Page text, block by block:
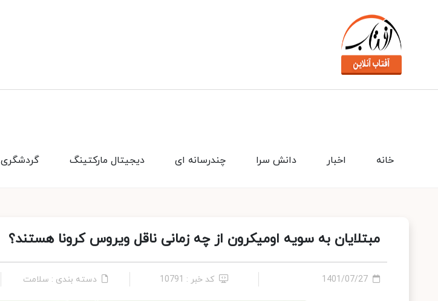
گردشگری دیجیتال مارکتینگ چندرسانه ای دانش سرا اخبار خانه
مبتلایان به سویه اومیکرون از چه زمانی ناقل ویروس کرونا هستند؟
1401/07/27 کد خبر : 10791 دسته بندی : سلامت